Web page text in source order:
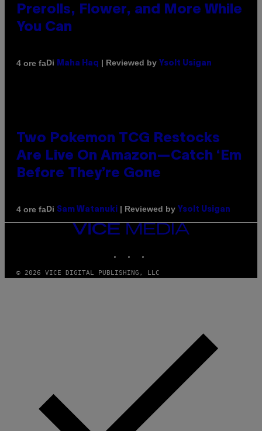
Prerolls, Flower, and More While
You Can
4 ore faDi Maha Haq | Reviewed by Ysolt Usigan
Two Pokemon TCG Restocks
Are Live On Amazon—Catch ‘Em
Before They’re Gone
4 ore faDi Sam Watanuki | Reviewed by Ysolt Usigan
VICE
© 2026 VICE DIGITAL PUBLISHING, LLC